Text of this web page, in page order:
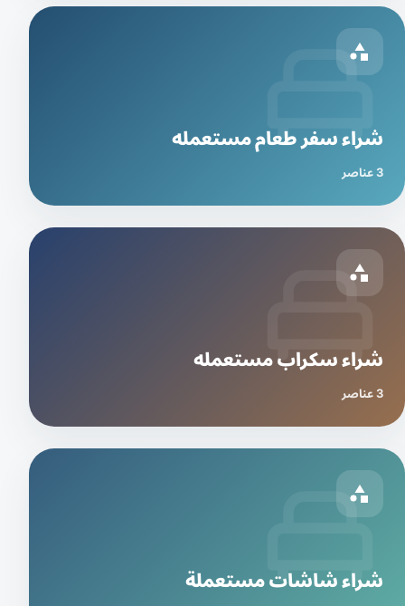
شراء سفر طعام مستعمله
3 عناصر
شراء سكراب مستعمله
3 عناصر
شراء شاشات مستعملة